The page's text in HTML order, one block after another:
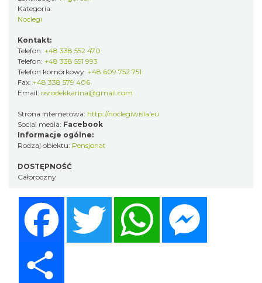
Kategoria:
Noclegi
Kontakt:
Telefon: +48 338 552 470
Telefon: +48 338 551 993
Telefon komórkowy: +48 609 752 751
Fax: +48 338 579 406
Email: osrodekkarina@gmail.com
Strona internetowa: http://noclegiwisla.eu
Social media: Facebook
Informacje ogólne:
Rodzaj obiektu: Pensjonat
DOSTĘPNOŚĆ
Całoroczny
Twitter WhatsApp